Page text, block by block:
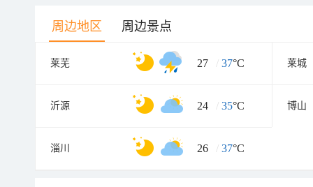
周边地区 周边景点
莱芜 27 / 37°C 莱城
沂源 24 / 35°C 博山
淄川 26 / 37°C